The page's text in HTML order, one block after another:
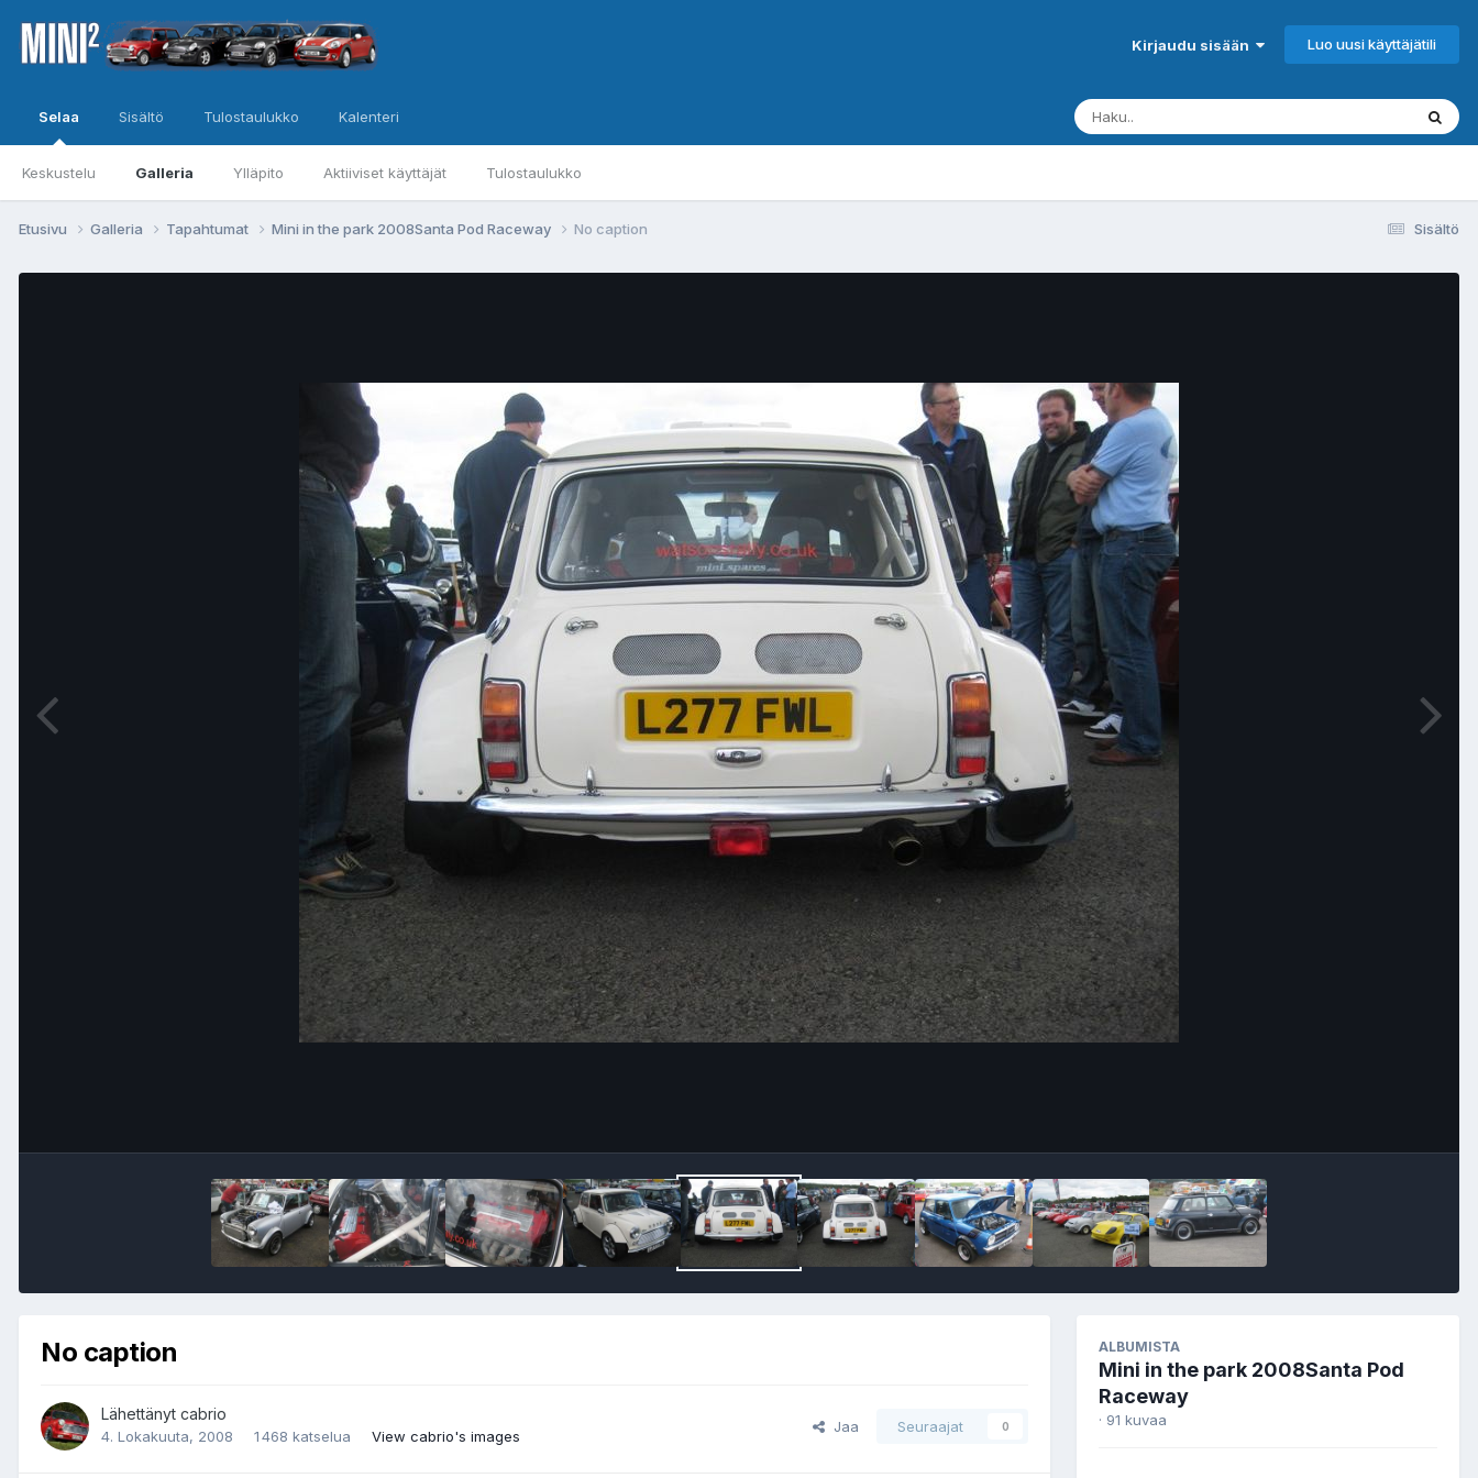
Kirjaudu sisään Luo uusi käyttäjätili
Selaa
Keskustelu Galleria Ylläpito Aktiiviset käyttäjät Tulostaulukko
Sisältö Tulostaulukko Kalenteri
Sisältö
Etusivu Galleria Tapahtumat Mini in the park 2008Santa Pod Raceway No caption
No caption
Lähettänyt cabrio
4. Lokakuuta, 2008 1 468 katselua View cabrio's images
Jaa Seuraajat 0
ALBUMISTA
Mini in the park 2008Santa Pod
Raceway
· 91 kuvaa